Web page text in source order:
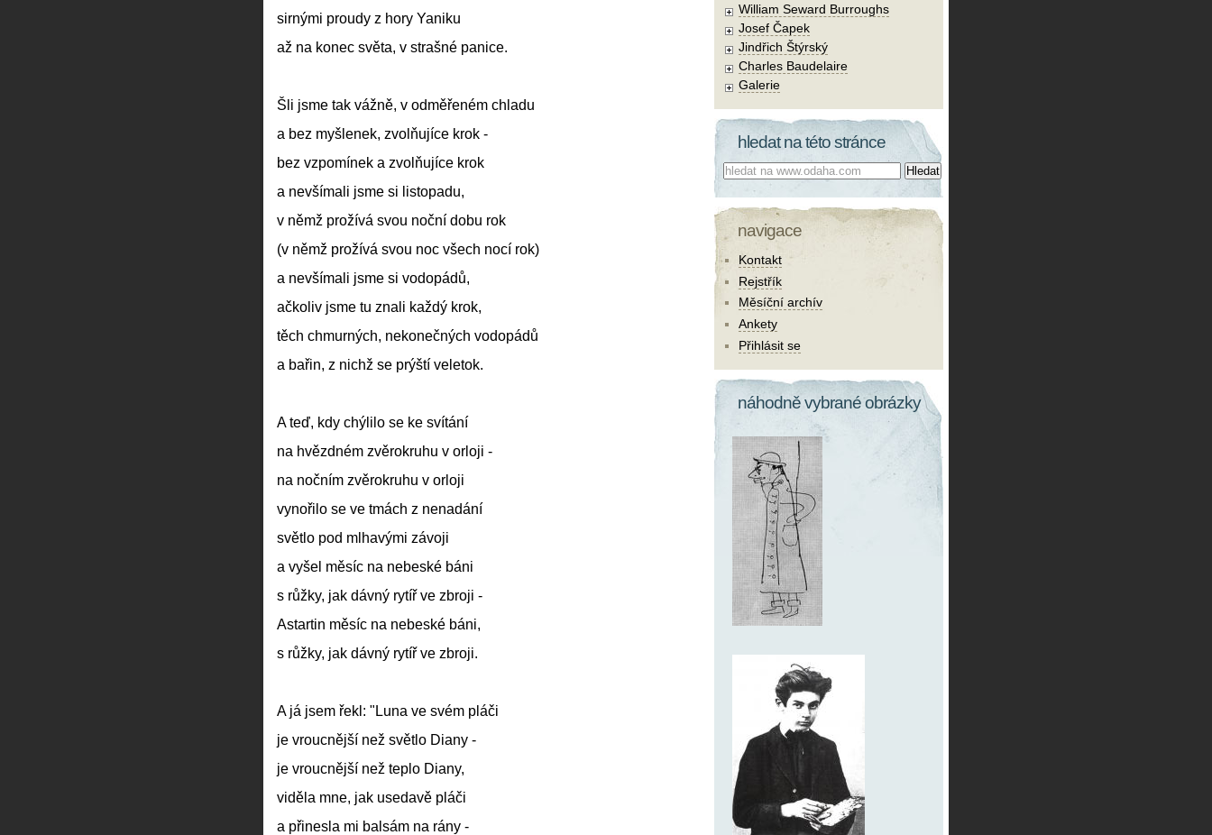
sirnými proudy z hory Yaniku
až na konec světa, v strašné panice.
Šli jsme tak vážně, v odměřeném chladu
a bez myšlenek, zvolňujíce krok -
bez vzpomínek a zvolňujíce krok
a nevšímali jsme si listopadu,
v němž prožívá svou noční dobu rok
(v němž prožívá svou noc všech nocí rok)
a nevšímali jsme si vodopádů,
ačkoliv jsme tu znali každý krok,
těch chmurných, nekonečných vodopádů
a bařin, z nichž se prýští veletok.
A teď, kdy chýlilo se ke svítání
na hvězdném zvěrokruhu v orloji -
na nočním zvěrokruhu v orloji
vynořilo se ve tmách z nenadání
světlo pod mlhavými závoji
a vyšel měsíc na nebeské báni
s růžky, jak dávný rytíř ve zbroji -
Astartin měsíc na nebeské báni,
s růžky, jak dávný rytíř ve zbroji.
A já jsem řekl: "Luna ve svém pláči
je vroucnější než světlo Diany -
je vroucnější než teplo Diany,
viděla mne, jak usedavě pláči
a přinesla mi balsám na rány -
William Seward Burroughs
Josef Čapek
Jindřich Štýrský
Charles Baudelaire
Galerie
hledat na této stránce
Co hledat:
navigace
Kontakt
Rejstřík
Měsíční archív
Ankety
Přihlásit se
náhodně vybrané obrázky